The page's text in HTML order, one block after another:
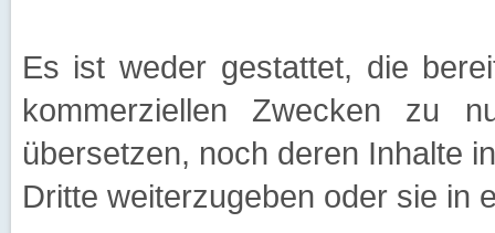
Es ist weder gestattet, die
kommerziellen Zwecken zu
übersetzen, noch deren Inhalte
Dritte weiterzugeben oder sie in